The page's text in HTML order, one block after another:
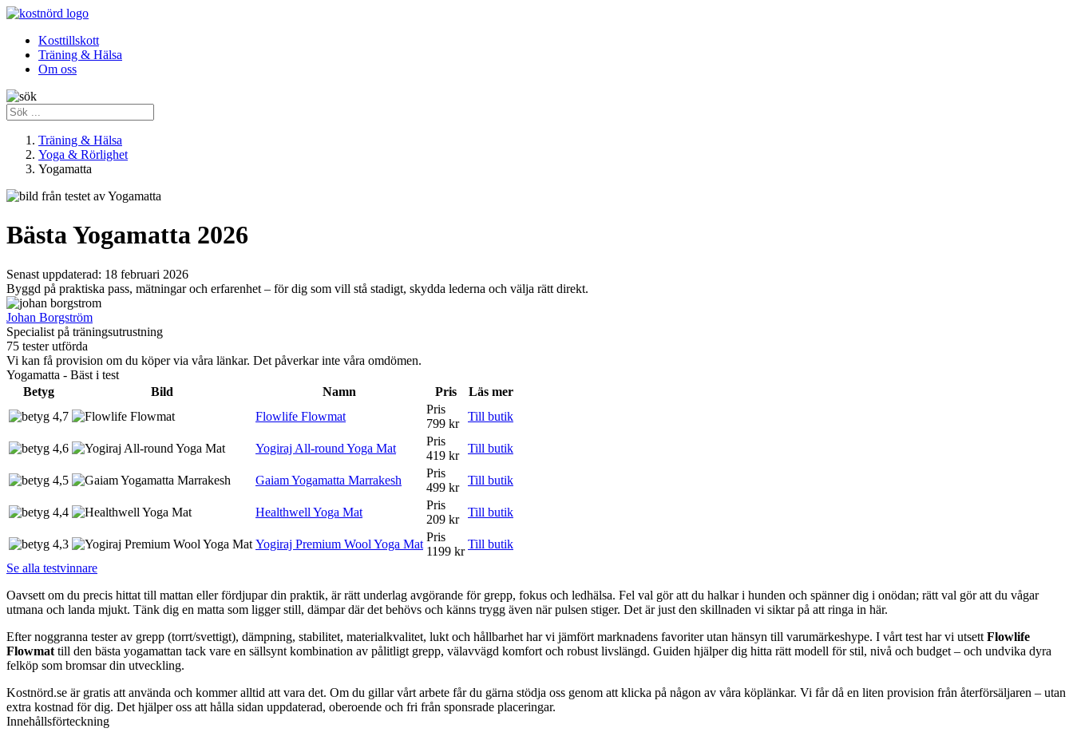
Kosttillskott
Träning & Hälsa
Om oss
Träning & Hälsa
Yoga & Rörlighet
Yogamatta
Bästa Yogamatta 2026
Senast uppdaterad: 18 februari 2026
Byggd på praktiska pass, mätningar och erfarenhet – för dig som vill stå stadigt, skydda lederna och välja rätt direkt.
Johan Borgström
Specialist på träningsutrustning
75 tester utförda
Vi kan få provision om du köper via våra länkar. Det påverkar inte våra omdömen.
Yogamatta - Bäst i test
Betyg
Bild Namn Pris
Läs mer
4,7
Flowlife Flowmat
Pris
799 kr
Till butik
4,6 Yogiraj All-round Yoga Mat
Pris
419 kr
Till butik
4,5 Gaiam Yogamatta Marrakesh
Pris
499 kr
Till butik
4,4 Healthwell Yoga Mat
Pris
209 kr
Till butik
4,3 Yogiraj Premium Wool Yoga Mat
Pris
1199 kr
Till butik
Se alla testvinnare
Oavsett om du precis hittat till mattan eller fördjupar din praktik, är rätt underlag avgörande för grepp, fokus och ledhälsa. Fel val gör att du halkar i hunden och spänner dig i onödan; rätt val gör att du vågar
utmana och landa mjukt. Tänk dig en matta som ligger still, dämpar där det behövs och känns trygg även när pulsen stiger. Det är just den skillnaden vi siktar på att ringa in här.
Efter noggranna tester av grepp (torrt/svettigt), dämpning, stabilitet, materialkvalitet, lukt och hållbarhet har vi jämfört marknadens favoriter utan hänsyn till varumärkeshype. I vårt test har vi utsett Flowlife
Flowmat till den bästa yogamattan tack vare en sällsynt kombination av pålitligt grepp, välavvägd komfort och robust livslängd. Guiden hjälper dig hitta rätt modell för stil, nivå och budget – och undvika dyra
felköp som bromsar din utveckling.
Kostnörd.se är gratis att använda och kommer alltid att vara det. Om du gillar vårt arbete får du gärna stödja oss genom att klicka på någon av våra köplänkar. Vi får då en liten provision från återförsäljaren – utan
extra kostnad för dig. Det hjälper oss att hålla sidan uppdaterad, oberoende och fri från sponsrade placeringar.
Innehållsförteckning